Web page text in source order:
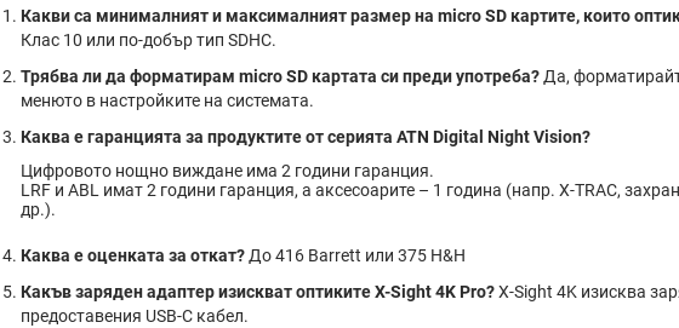
Какви са минималният и максималният размер на micro SD картите, които
Клас 10 или по-добър тип SDHC.
Трябва ли да форматирам micro SD картата си преди употреба? Да,
менюто в настройките на системата.
Каква е гаранцията за продуктите от серията ATN Digital Night Vision?
Цифровото нощно виждане има 2 години гаранция.
LRF и ABL имат 2 години гаранция, а аксесоарите – 1 година (напр. X-TRAC,
др.).
Каква е оценката за откат? До 416 Barrett или 375 H&H
Какъв заряден адаптер изискват оптиките X-Sight 4K Pro?X-Sight 4K изисква
предоставения USB-C кабел.